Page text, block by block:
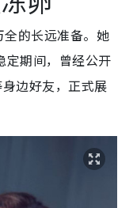
的长远准备。她
定期间，曾经公开
边好友，正式展